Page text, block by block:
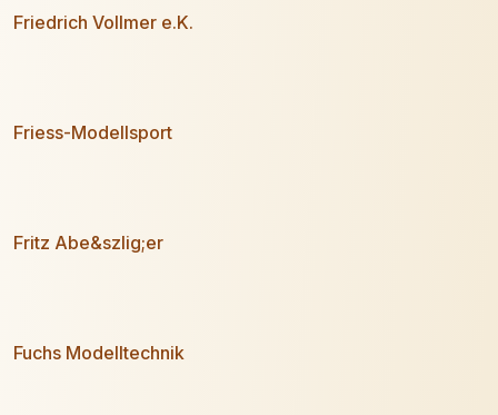
Friedrich Vollmer e.K.
Friess-Modellsport
Fritz Abe&szlig;er
Fuchs Modelltechnik